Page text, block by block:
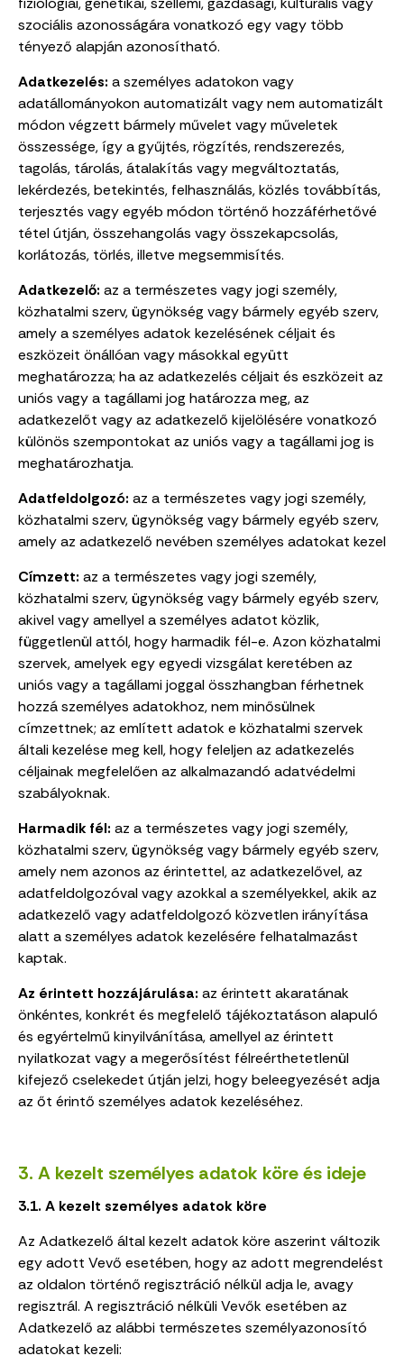
szociális azonosságára vonatkozó egy vagy több
tényező alapján azonosítható.
Adatkezelés: a személyes adatokon vagy
adatállományokon automatizált vagy nem automatizált
módon végzett bármely művelet vagy műveletek
összessége, így a gyűjtés, rögzítés, rendszerezés,
tagolás, tárolás, átalakítás vagy megváltoztatás,
lekérdezés, betekintés, felhasználás, közlés továbbítás,
terjesztés vagy egyéb módon történő hozzáférhetővé
tétel útján, összehangolás vagy összekapcsolás,
korlátozás, törlés, illetve megsemmisítés.
Adatkezelő: az a természetes vagy jogi személy,
közhatalmi szerv, ügynökség vagy bármely egyéb szerv,
amely a személyes adatok kezelésének céljait és
eszközeit önállóan vagy másokkal együtt
meghatározza; ha az adatkezelés céljait és eszközeit az
uniós vagy a tagállami jog határozza meg, az
adatkezelőt vagy az adatkezelő kijelölésére vonatkozó
különös szempontokat az uniós vagy a tagállami jog is
meghatározhatja.
Adatfeldolgozó: az a természetes vagy jogi személy,
közhatalmi szerv, ügynökség vagy bármely egyéb szerv,
amely az adatkezelő nevében személyes adatokat kezel
Címzett: az a természetes vagy jogi személy,
közhatalmi szerv, ügynökség vagy bármely egyéb szerv,
akivel vagy amellyel a személyes adatot közlik,
függetlenül attól, hogy harmadik fél-e. Azon közhatalmi
szervek, amelyek egy egyedi vizsgálat keretében az
uniós vagy a tagállami joggal összhangban férhetnek
hozzá személyes adatokhoz, nem minősülnek
címzettnek; az említett adatok e közhatalmi szervek
általi kezelése meg kell, hogy feleljen az adatkezelés
céljainak megfelelően az alkalmazandó adatvédelmi
szabályoknak.
Harmadik fél: az a természetes vagy jogi személy,
közhatalmi szerv, ügynökség vagy bármely egyéb szerv,
amely nem azonos az érintettel, az adatkezelővel, az
adatfeldolgozóval vagy azokkal a személyekkel, akik az
adatkezelő vagy adatfeldolgozó közvetlen irányítása
alatt a személyes adatok kezelésére felhatalmazást
kaptak.
Az érintett hozzájárulása: az érintett akaratának
önkéntes, konkrét és megfelelő tájékoztatáson alapuló
és egyértelmű kinyilvánítása, amellyel az érintett
nyilatkozat vagy a megerősítést félreérthetetlenül
kifejező cselekedet útján jelzi, hogy beleegyezését adja
az őt érintő személyes adatok kezeléséhez.
3. A kezelt személyes adatok köre és ideje
3.1. A kezelt személyes adatok köre
Az Adatkezelő által kezelt adatok köre aszerint változik
egy adott Vevő esetében, hogy az adott megrendelést
az oldalon történő regisztráció nélkül adja le, avagy
regisztrál. A regisztráció nélküli Vevők esetében az
Adatkezelő az alábbi természetes személyazonosító
adatokat kezeli: